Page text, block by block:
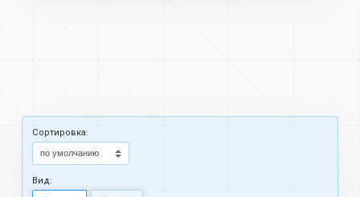
Cортировка:
Вид: